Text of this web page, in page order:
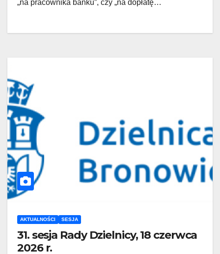
„na pracownika banku”, czy „na dopłatę…
AKTUALNOŚCI SESJA
31. sesja Rady Dzielnicy, 18 czerwca
2026 r.